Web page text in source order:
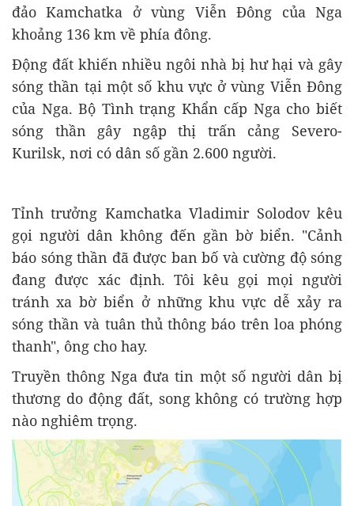
đảo Kamchatka ở vùng Viễn Đông của Nga
khoảng 136 km về phía đông.
Động đất khiến nhiều ngôi nhà bị hư hại và gây
sóng thần tại một số khu vực ở vùng Viễn Đông
của Nga. Bộ Tình trạng Khẩn cấp Nga cho biết
sóng thần gây ngập thị trấn cảng Severo-
Kurilsk, nơi có dân số gần 2.600 người.
Tỉnh trưởng Kamchatka Vladimir Solodov kêu
gọi người dân không đến gần bờ biển. "Cảnh
báo sóng thần đã được ban bố và cường độ sóng
đang được xác định. Tôi kêu gọi mọi người
tránh xa bờ biển ở những khu vực dễ xảy ra
sóng thần và tuân thủ thông báo trên loa phóng
thanh", ông cho hay.
Truyền thông Nga đưa tin một số người dân bị
thương do động đất, song không có trường hợp
nào nghiêm trọng.